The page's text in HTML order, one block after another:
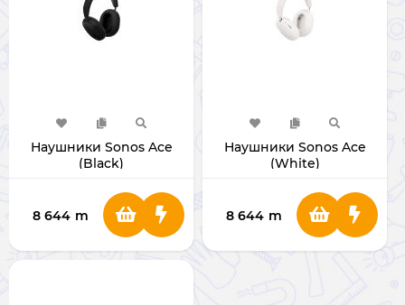
Наушники Sonos Ace
(Black)
8 644 m
Наушники Sonos Ace
(White)
8 644 m